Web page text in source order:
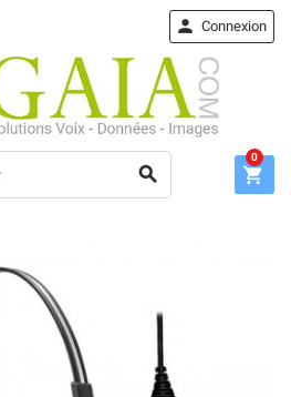

 Connexion

0